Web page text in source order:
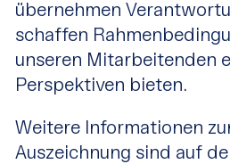
übernehmen
schaffen
unseren Mitarbeitenden
Perspektiven bieten.
Weitere Informationen
Auszeichnung sind auf